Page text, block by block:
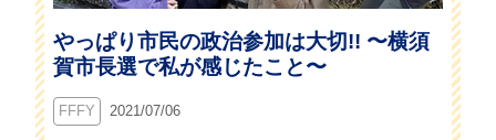
やっぱり市民の政治参加は大切!! 〜横須
賀市長選で私が感じたこと〜
FFFY 2021/07/06